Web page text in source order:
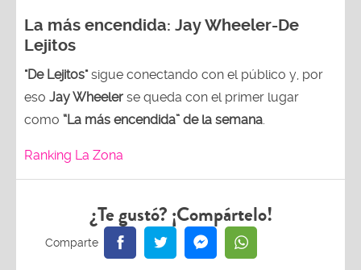
La más encendida: Jay Wheeler-De
Lejitos
"De Lejitos"sigue conectando con el público y, por
eso Jay Wheeler se queda con el primer lugar
como “La más encendida” de la semana.
Ranking La Zona
¿Te gustó? ¡Compártelo!